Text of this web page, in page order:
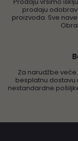
prodaju
proizvoda. Sve
Za narudžbe
besplatnu dostavu
nestandardne